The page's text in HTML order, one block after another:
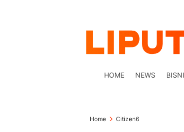
HOME NEWS
Home Citizen6